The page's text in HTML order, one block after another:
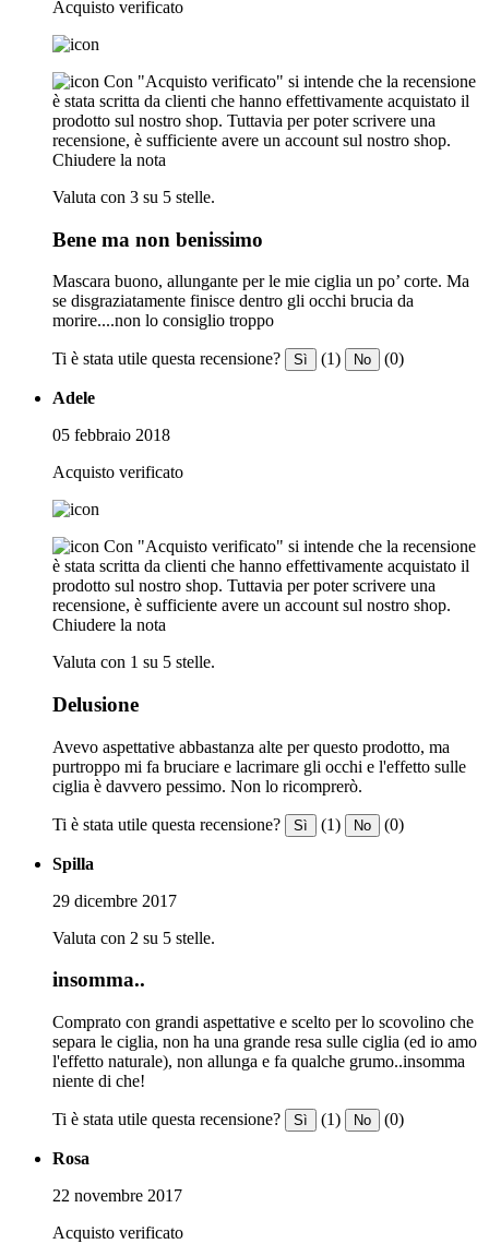
Acquisto verificato
Con "Acquisto verificato" si intende che la recensione
è stata scritta da clienti che hanno effettivamente acquistato il
prodotto sul nostro shop. Tuttavia per poter scrivere una
recensione, è sufficiente avere un account sul nostro shop.
Chiudere la nota
Valuta con 3 su 5 stelle.
Bene ma non benissimo
Mascara buono, allungante per le mie ciglia un po’ corte. Ma
se disgraziatamente finisce dentro gli occhi brucia da
morire....non lo consiglio troppo
Ti è stata utile questa recensione? Sì (1) No (0)
Adele
05 febbraio 2018
Acquisto verificato
Con "Acquisto verificato" si intende che la recensione
è stata scritta da clienti che hanno effettivamente acquistato il
prodotto sul nostro shop. Tuttavia per poter scrivere una
recensione, è sufficiente avere un account sul nostro shop.
Chiudere la nota
Valuta con 1 su 5 stelle.
Delusione
Avevo aspettative abbastanza alte per questo prodotto, ma
purtroppo mi fa bruciare e lacrimare gli occhi e l'effetto sulle
ciglia è davvero pessimo. Non lo ricomprerò.
Ti è stata utile questa recensione? Sì (1) No (0)
Spilla
29 dicembre 2017
Valuta con 2 su 5 stelle.
insomma..
Comprato con grandi aspettative e scelto per lo scovolino che
separa le ciglia, non ha una grande resa sulle ciglia (ed io amo
l'effetto naturale), non allunga e fa qualche grumo..insomma
niente di che!
Ti è stata utile questa recensione? Sì (1) No (0)
Rosa
22 novembre 2017
Acquisto verificato